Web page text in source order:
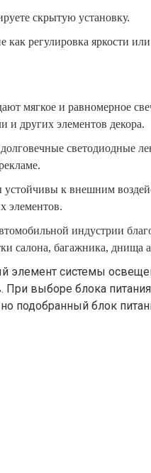
скрытую установку.
регулировка яркости
мягкое и равномерное
и других элементов декора.
светодиодные
к внешним
элементов.
индустрии
салона, багажника, днища
системы
При выборе блока
подобранный блок